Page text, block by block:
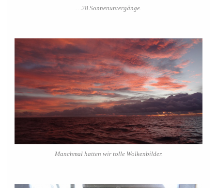
…28 Sonnenuntergänge.
Manchmal hatten wir tolle Wolkenbilder.